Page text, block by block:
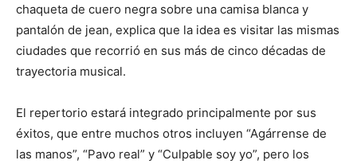
chaqueta de cuero negra sobre una camisa blanca y
pantalón de jean, explica que la idea es visitar las mismas
ciudades que recorrió en sus más de cinco décadas de
trayectoria musical.
El repertorio estará integrado principalmente por sus
éxitos, que entre muchos otros incluyen “Agárrense de
las manos”, “Pavo real” y “Culpable soy yo”, pero los